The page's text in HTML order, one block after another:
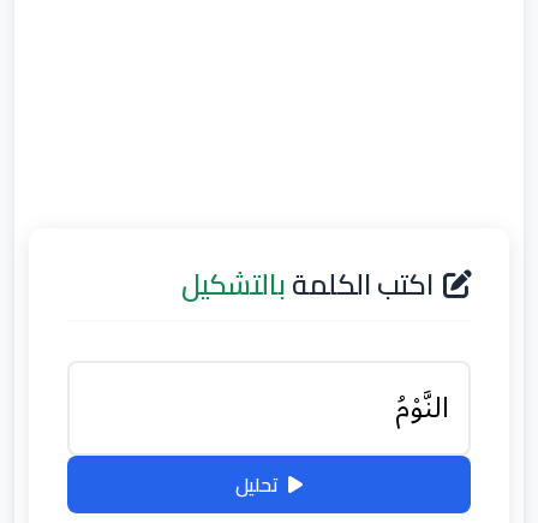
اكتب الكلمةبالتشكيل
تحليل